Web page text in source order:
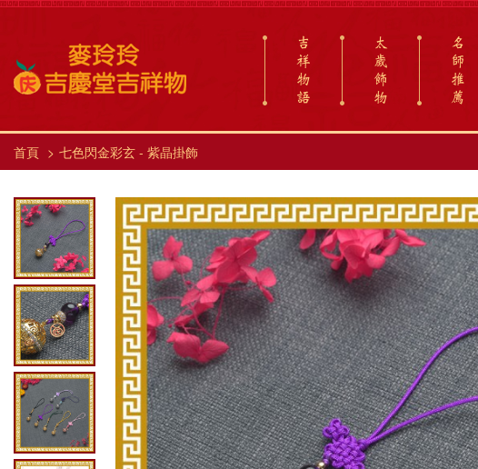
吉
祥
物
語
太
歲
飾
物
名
師
推
薦
首頁 七色閃金彩玄 - 紫晶掛飾